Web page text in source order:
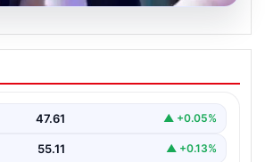
gyu Oh’un düğün
coşku
sahneye çıkarak eğlenceli bir
47.61 ▲ +0.05%
55.11 ▲ +0.13%